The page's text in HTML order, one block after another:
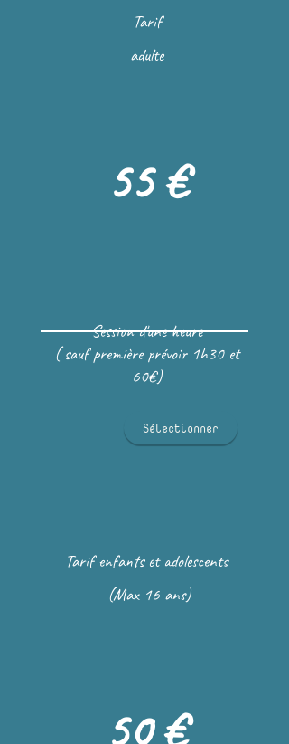
Tarif
adulte
55 €
Session d'une heure
( sauf première prévoir 1h30 et
60€)
Sélectionner
Tarif enfants et adolescents
(Max 16 ans)
50 €